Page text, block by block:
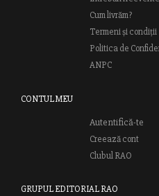
Cum livrăm?
Termeni și condiții
Politica de
ANPC
CONTUL MEU
Autentifică-te
Creează cont
Clubul RAO
GRUPUL EDITORIAL RAO